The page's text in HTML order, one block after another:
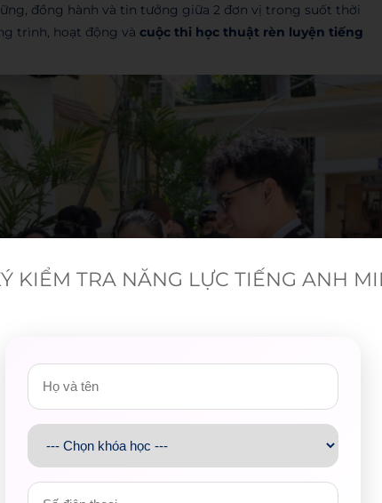
đồng hành và tin tưởng giữa 2 đơn vị trong suốt thời
trình, hoạt động và cuộc thi học thuật rèn luyện tiếng
KIỂM TRA NĂNG LỰC TIẾNG ANH